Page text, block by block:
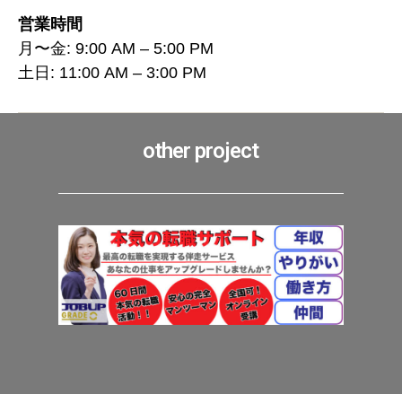
営業時間
月〜金: 9:00 AM – 5:00 PM
土日: 11:00 AM – 3:00 PM
other project